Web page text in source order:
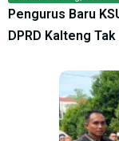
Pengurus Baru
DPRD Kalteng